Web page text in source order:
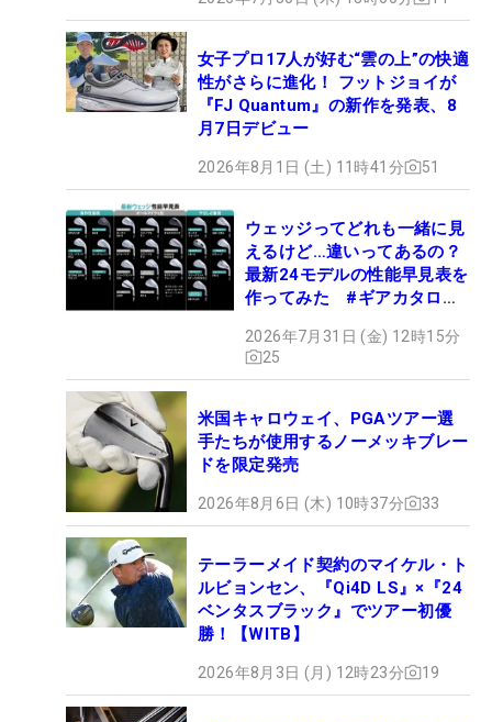
女子プロ17人が好む“雲の上”の快適
性がさらに進化！ フットジョイが
『FJ Quantum』の新作を発表、8
月7日デビュー
2026年8月1日 (土) 11時41分 51
ウェッジってどれも一緒に見
えるけど…違いってあるの？
最新24モデルの性能早見表を
作ってみた #ギアカタログ
2026年7月31日 (金) 12時15分
25
米国キャロウェイ、PGAツアー選
手たちが使用するノーメッキブレー
ドを限定発売
2026年8月6日 (木) 10時37分 33
テーラーメイド契約のマイケル・ト
ルビョンセン、『Qi4D LS』×『24
ベンタスブラック』でツアー初優
勝！【WITB】
2026年8月3日 (月) 12時23分 19